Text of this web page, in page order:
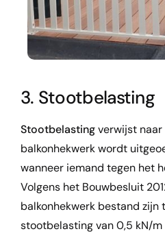
3. Stootbelasting
Stootbelastingverwijst
balkonhekwerk wordt
wanneer iemand tegen het
Volgens het Bouwbesluit
balkonhekwerk bestand zijn
stootbelasting van 0,5 kN/